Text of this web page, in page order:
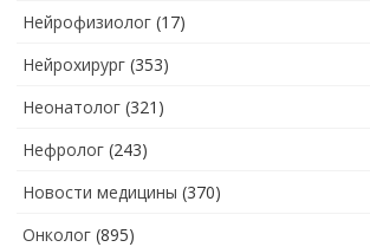
Нейрофизиолог (17)
Нейрохирург (353)
Неонатолог (321)
Нефролог (243)
Новости медицины (370)
Онколог (895)